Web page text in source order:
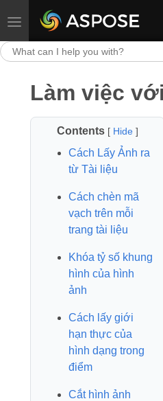
Toggle navigation
Làm việc
Contents [ Hide]
Cách Lấy Ảnh ra
từ Tài liệu
Cách chèn mã
vạch trên mỗi
trang tài liệu
Khóa tỷ số khung
hình của hình
ảnh
Cách lấy giới
hạn thực của
hình dạng trong
điểm
Cắt hình ảnh